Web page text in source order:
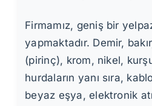
Firmamız, geniş bir
yapmaktadır. Demir,
(pirinç), krom, nikel,
hurdaların yanı sıra,
beyaz eşya, elektronik